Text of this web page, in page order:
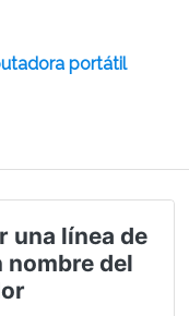
portátil
una línea de
nombre del